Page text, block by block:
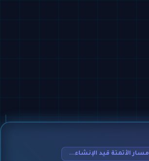
مسار الأتمتة قيد الإنشاء...